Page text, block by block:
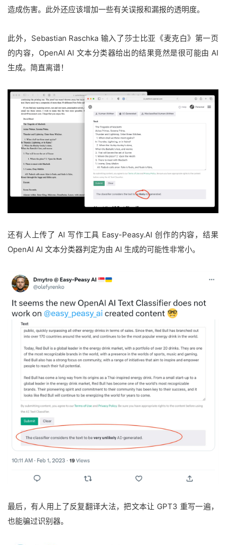
造成伤害。此外还应该增加一些有关误报和漏报的透明度。
此外，Sebastian Raschka 输入了莎士比亚《麦克白》第一页
的内容，OpenAI AI 文本分类器给出的结果竟然是很可能由 AI
生成。简直离谱！
还有人上传了 AI 写作工具 Easy-Peasy.AI 创作的内容，结果
OpenAI AI 文本分类器判定为由 AI 生成的可能性非常小。
最后，有人用上了反复翻译大法，把文本让 GPT3 重写一遍，
也能骗过识别器。